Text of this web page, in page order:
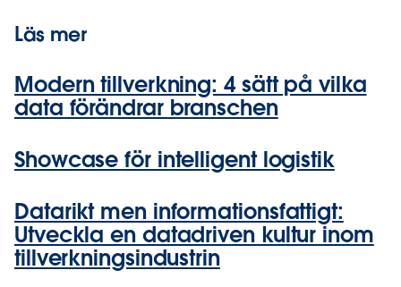
Läs mer
Modern tillverkning: 4 sätt på vilka
data förändrar branschen
Showcase för intelligent logistik
Datarikt men informationsfattigt:
Utveckla en datadriven kultur inom
tillverkningsindustrin